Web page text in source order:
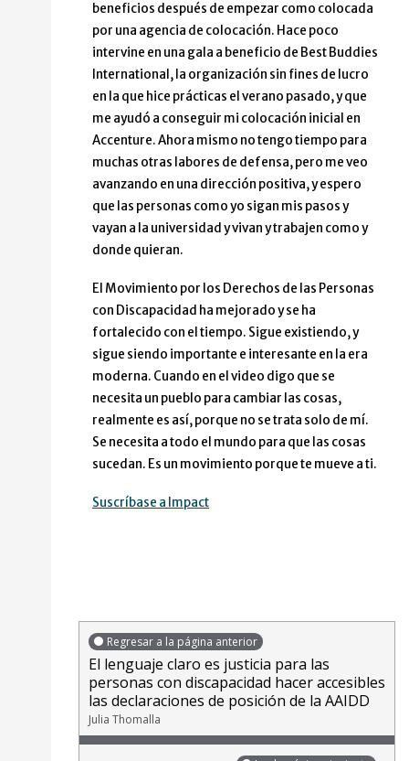
beneficios después de empezar como colocada
por una agencia de colocación. Hace poco
intervine en una gala a beneficio de Best Buddies
International, la organización sin fines de lucro
en la que hice prácticas el verano pasado, y que
me ayudó a conseguir mi colocación inicial en
Accenture. Ahora mismo no tengo tiempo para
muchas otras labores de defensa, pero me veo
avanzando en una dirección positiva, y espero
que las personas como yo sigan mis pasos y
vayan a la universidad y vivan y trabajen como y
donde quieran.
El Movimiento por los Derechos de las Personas
con Discapacidad ha mejorado y se ha
fortalecido con el tiempo. Sigue existiendo, y
sigue siendo importante e interesante en la era
moderna. Cuando en el video digo que se
necesita un pueblo para cambiar las cosas,
realmente es así, porque no se trata solo de mí.
Se necesita a todo el mundo para que las cosas
sucedan. Es un movimiento porque te mueve a ti.
Suscríbase a Impact
Regresar a la página anterior
El lenguaje claro es justicia para las
personas con discapacidad hacer accesibles
las declaraciones de posición de la AAIDD
Julia Thomalla